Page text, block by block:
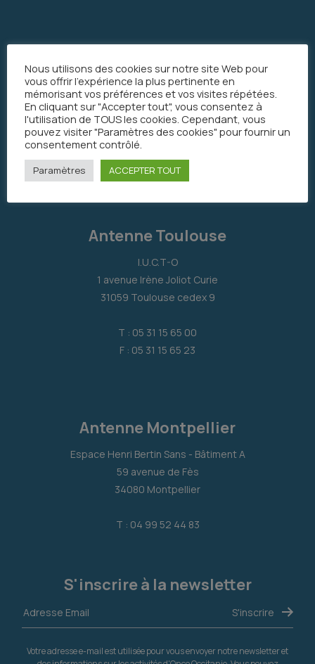
Antenne Toulouse
I.U.C.T-O
1 avenue Irène Joliot Curie
31059 Toulouse cedex 9
T : 05 31 15 65 00
F : 05 31 15 65 23
Antenne Montpellier
Espace Henri Bertin Sans - Bâtiment A
59 avenue de Fès
34080 Montpellier
T : 04 99 52 44 83
S'inscrire à la newsletter
Votre adresse e-mail est utilisée pour vous envoyer notre newsletter et
Nous utilisons des cookies sur notre site Web pour
vous offrir l'expérience la plus pertinente en
mémorisant vos préférences et vos visites répétées.
En cliquant sur "Accepter tout", vous consentez à
l'utilisation de TOUS les cookies. Cependant, vous
pouvez visiter "Paramètres des cookies" pour fournir un
consentement contrôlé.
Paramètres ACCEPTER TOUT